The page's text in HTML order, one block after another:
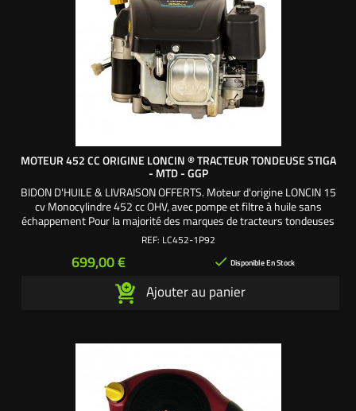
MOTEUR 452 CC ORIGINE LONCIN ® TRACTEUR TONDEUSE STIGA
- MTD - GGP
BIDON D'HUILE & LIVRAISON OFFERTS. Moteur d'origine LONCIN 15
cv Monocylindre 452 cc OHV, avec pompe et filtre à huile sans
échappement Pour la majorité des marques de tracteurs tondeuses
autoportées : Stiga - MTD - GGP - Castelgarden ... Motorisation OHV
pompe à essence, carburateur, volute...
REF: LC452-1P92
Prix
699,00 €  Disponible En Stock
Ajouter au panier